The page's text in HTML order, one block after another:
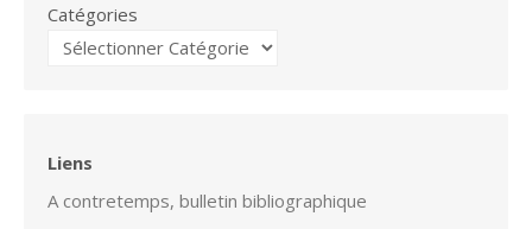
Catégories
Liens
A contretemps, bulletin bibliographique